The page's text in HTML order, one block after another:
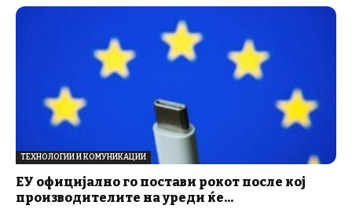
ТЕХНОЛОГИИ И КОМУНИКАЦИИ
ЕУ официјално го постави рокот после кој
производителите на уреди ќе...